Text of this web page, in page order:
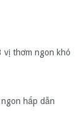
vị thơm ngon khó
hấp dẫn